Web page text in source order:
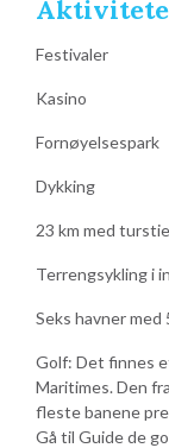
Festivaler
Kasino
Fornøyelsespark
Dykking
23 km med
Terrengsykling i
Seks havner med
Golf: Det finnes
Maritimes. Den
fleste banene
Gå til Guide de